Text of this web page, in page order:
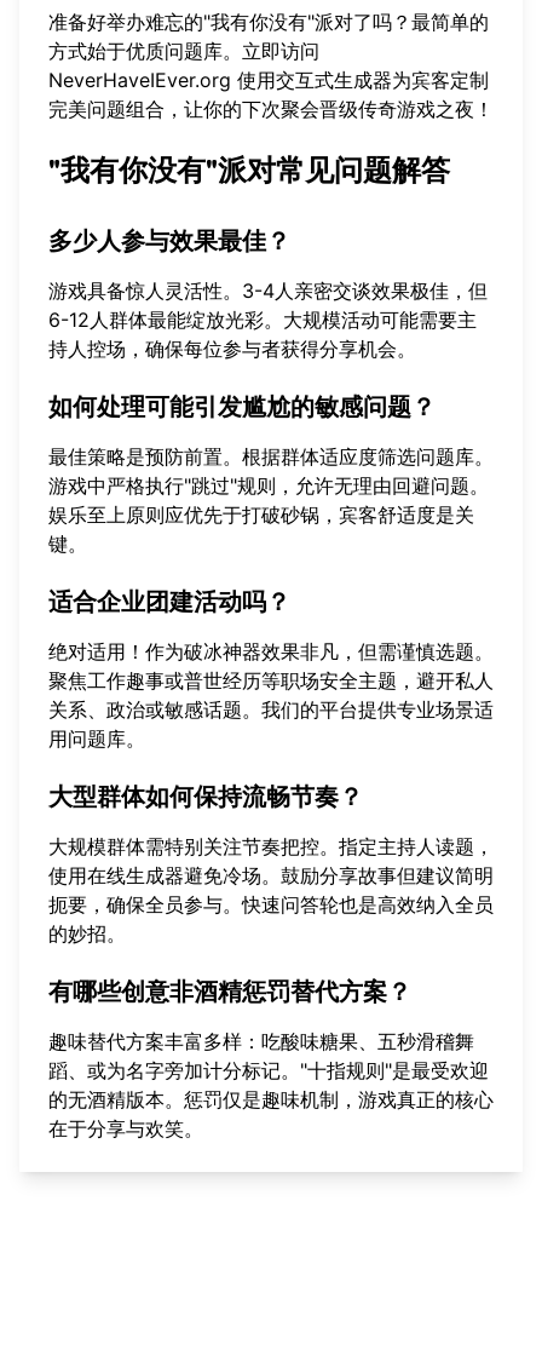
准备好举办难忘的"我有你没有"派对了吗？最简单的
方式始于优质问题库。立即访问
NeverHaveIEver.org 使用交互式生成器为宾客定制
完美问题组合，让你的下次聚会晋级传奇游戏之夜！
"我有你没有"派对常见问题解答
多少人参与效果最佳？
游戏具备惊人灵活性。3-4人亲密交谈效果极佳，但
6-12人群体最能绽放光彩。大规模活动可能需要主
持人控场，确保每位参与者获得分享机会。
如何处理可能引发尴尬的敏感问题？
最佳策略是预防前置。根据群体适应度筛选问题库。
游戏中严格执行"跳过"规则，允许无理由回避问题。
娱乐至上原则应优先于打破砂锅，宾客舒适度是关
键。
适合企业团建活动吗？
绝对适用！作为破冰神器效果非凡，但需谨慎选题。
聚焦工作趣事或普世经历等职场安全主题，避开私人
关系、政治或敏感话题。我们的平台提供专业场景适
用问题库。
大型群体如何保持流畅节奏？
大规模群体需特别关注节奏把控。指定主持人读题，
使用在线生成器避免冷场。鼓励分享故事但建议简明
扼要，确保全员参与。快速问答轮也是高效纳入全员
的妙招。
有哪些创意非酒精惩罚替代方案？
趣味替代方案丰富多样：吃酸味糖果、五秒滑稽舞
蹈、或为名字旁加计分标记。"十指规则"是最受欢迎
的无酒精版本。惩罚仅是趣味机制，游戏真正的核心
在于分享与欢笑。